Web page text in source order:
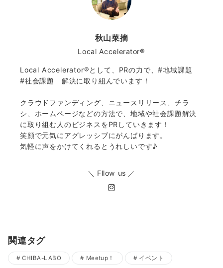
秋山菜摘
Local Accelerator®️
Local Accelerator®️として、PRの力で、#地域課題
#社会課題 解決に取り組んでいます！
クラウドファンディング、ニュースリリース、チラ
シ、ホームページなどの方法で、地域や社会課題解決
に取り組む人のビジネスをPRしていきます！
笑顔で元気にアグレッシブにがんばります。
気軽に声をかけてくれるとうれしいです♪
＼ Fllow us ／
関連タグ
CHIBA-LABO Meetup！ イベント